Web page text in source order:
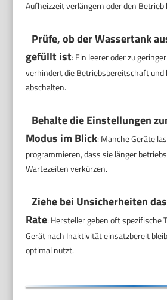
Aufheizzeit verlängern oder den
Prüfe, ob der Wassertank
gefüllt ist: Ein leerer oder zu
verhindert die Betriebsbereitschaft und
abschalten.
Behalte die Einstellungen
Modus im Blick: Manche Geräte
programmieren, dass sie länger
Wartezeiten verkürzen.
Ziehe bei Unsicherheiten
Rate: Hersteller geben oft spezifische
Gerät nach Inaktivität einsatzbereit
optimal nutzt.